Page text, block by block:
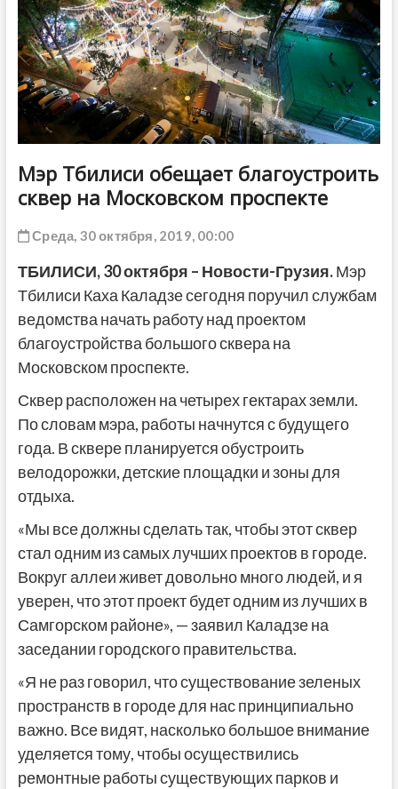
Мэр Тбилиси обещает благоустроить
сквер на Московском проспекте
Среда, 30 октября, 2019, 00:00
ТБИЛИСИ,30 октября – Новости-Грузия.Мэр
Тбилиси Каха Каладзе сегодня поручил службам
ведомства начать работу над проектом
благоустройства большого сквера на
Московском проспекте.
Сквер расположен на четырех гектарах земли.
По словам мэра, работы начнутся с будущего
года. В сквере планируется обустроить
велодорожки, детские площадки и зоны для
отдыха.
«Мы все должны сделать так, чтобы этот сквер
стал одним из самых лучших проектов в городе.
Вокруг аллеи живет довольно много людей, и я
уверен, что этот проект будет одним из лучших в
Самгорском районе», — заявил Каладзе на
заседании городского правительства.
«Я не раз говорил, что существование зеленых
пространств в городе для нас принципиально
важно. Все видят, насколько большое внимание
уделяется тому, чтобы осуществились
ремонтные работы существующих парков и